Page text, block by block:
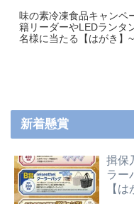
味の素冷凍食品キャンペ
籍リーダーやLEDランタ
名様に当たる【はがき】
新着懸賞
揖保
ラー
【